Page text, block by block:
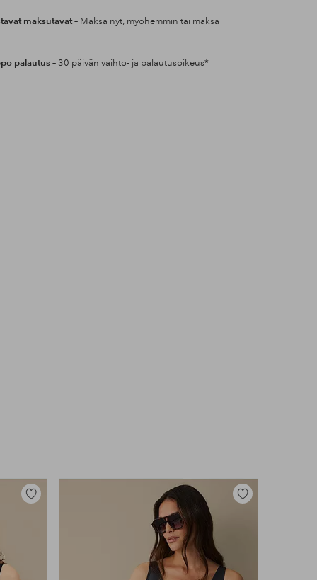
maksutavat– Maksa nyt, myöhemmin tai maksa
palautus– 30 päivän vaihto- ja palautusoikeus*
Lisää
Lisää